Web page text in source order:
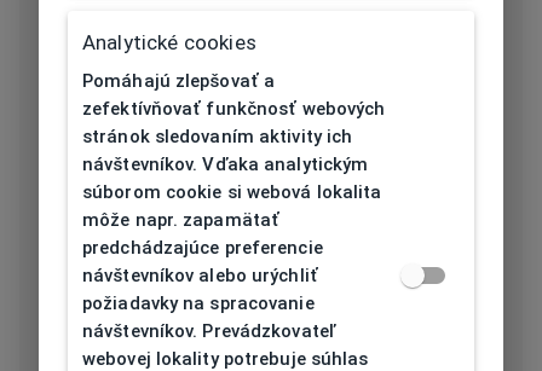
Výška očnice
[mm]
Dĺžka stranice
[mm]
145
Typ nosníka
Prehnutie
očnice [báza]
4,5
Flex Áno
Analytické cookies
Pomáhajú zlepšovať a
zefektívňovať funkčnosť webových
stránok sledovaním aktivity ich
návštevníkov. Vďaka analytickým
súborom cookie si webová lokalita
môže napr. zapamätať
predchádzajúce preferencie
návštevníkov alebo urýchliť
požiadavky na spracovanie
návštevníkov. Prevádzkovateľ
webovej lokality potrebuje súhlas